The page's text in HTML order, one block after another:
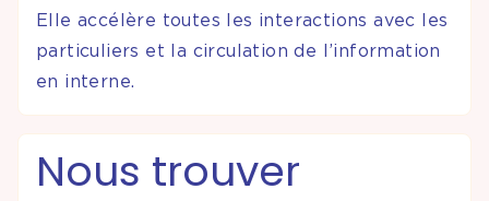
Elle accélère toutes les interactions avec les
particuliers et la circulation de l’information
en interne.
Nous trouver